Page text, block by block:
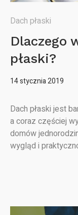
Dach płaski
Dlaczego
płaski?
14 stycznia 2019
Dach płaski jest
a coraz częściej
domów
wygląd i